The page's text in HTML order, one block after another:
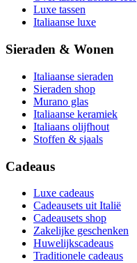
Luxe tassen
Italiaanse luxe
Sieraden & Wonen
Italiaanse sieraden
Sieraden shop
Murano glas
Italiaanse keramiek
Italiaans olijfhout
Stoffen & sjaals
Cadeaus
Luxe cadeaus
Cadeausets uit Italië
Cadeausets shop
Zakelijke geschenken
Huwelijkscadeaus
Traditionele cadeaus